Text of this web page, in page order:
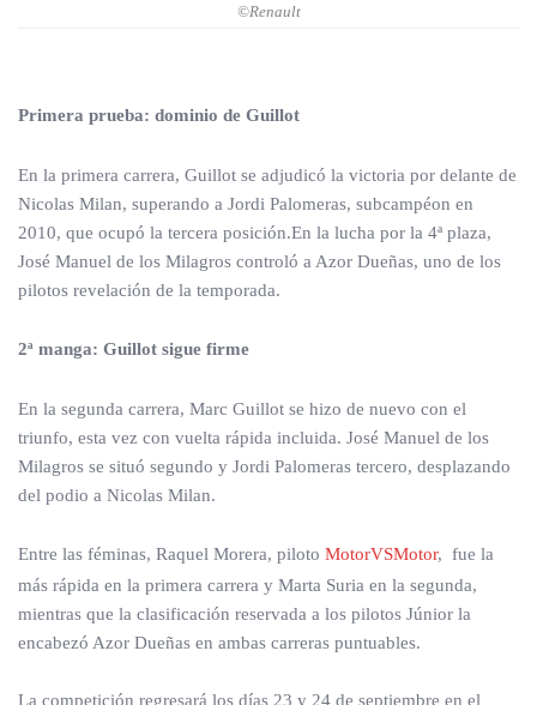
©Renault
Primera prueba: dominio de Guillot
En la primera carrera, Guillot se adjudicó la victoria por delante de
Nicolas Milan, superando a Jordi Palomeras, subcampéon en
2010, que ocupó la tercera posición.En la lucha por la 4ª plaza,
José Manuel de los Milagros controló a Azor Dueñas, uno de los
pilotos revelación de la temporada.
2ª manga: Guillot sigue firme
En la segunda carrera, Marc Guillot se hizo de nuevo con el
triunfo, esta vez con vuelta rápida incluida. José Manuel de los
Milagros se situó segundo y Jordi Palomeras tercero, desplazando
del podio a Nicolas Milan.
Entre las féminas, Raquel Morera, piloto MotorVSMotor, fue la
más rápida en la primera carrera y Marta Suria en la segunda,
mientras que la clasificación reservada a los pilotos Júnior la
encabezó Azor Dueñas en ambas carreras puntuables.
La competición regresará los días 23 y 24 de septiembre en el